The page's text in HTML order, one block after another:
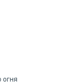
огня